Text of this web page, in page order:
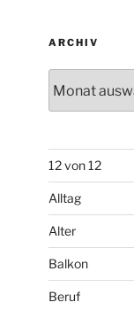
ARCHIV
12 von 12
Alltag
Alter
Balkon
Beruf